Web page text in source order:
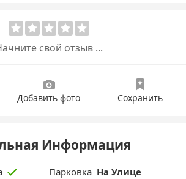
свой отзыв ...
Добавить фото Сохранить
Информация
Парковка На Улице